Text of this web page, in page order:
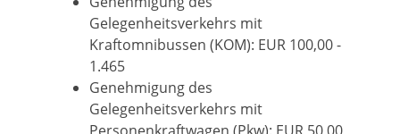
Gelegenheitsverkehrs mit
Kraftomnibussen (KOM): EUR 100,00 -
1.465
Genehmigung des
Gelegenheitsverkehrs mit